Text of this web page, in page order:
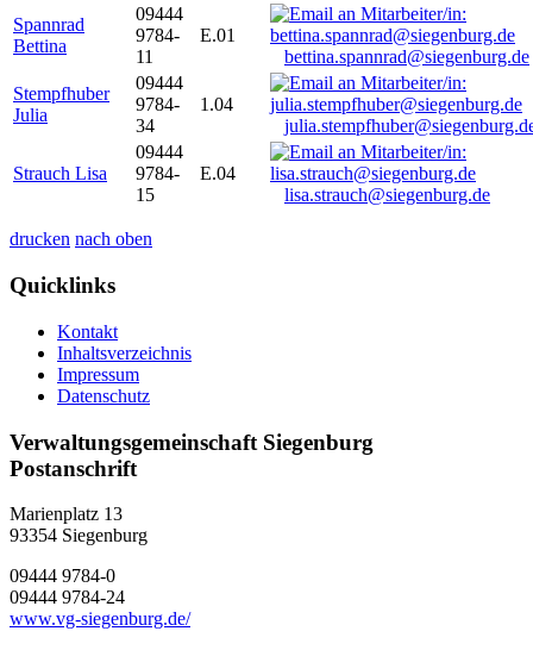
Spannrad
Bettina
09444
9784-
11
E.01
bettina.spannrad@siegenburg.de
Stempfhuber
Julia
09444
9784-
34
1.04
Strauch Lisa
09444
9784-
15
E.04
lisa.strauch@siegenburg.de
drucken nach oben
Quicklinks
Kontakt
Inhaltsverzeichnis
Impressum
Datenschutz
Verwaltungsgemeinschaft Siegenburg
Postanschrift
Marienplatz 13
93354 Siegenburg
09444 9784-0
09444 9784-24
www.vg-siegenburg.de/